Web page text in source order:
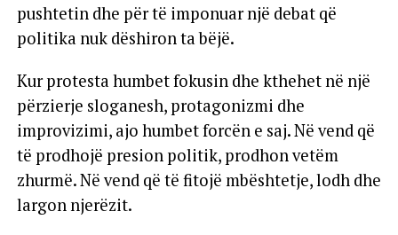
pushtetin dhe për të imponuar një debat që
politika nuk dëshiron ta bëjë.
Kur protesta humbet fokusin dhe kthehet në një
përzierje sloganesh, protagonizmi dhe
improvizimi, ajo humbet forcën e saj. Në vend që
të prodhojë presion politik, prodhon vetëm
zhurmë. Në vend që të fitojë mbështetje, lodh dhe
largon njerëzit.